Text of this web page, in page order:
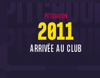
PITCHOUN
2011
ARRIVÉE AU CLUB